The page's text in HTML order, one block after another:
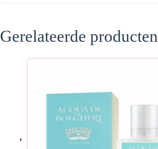
Gerelateerde producten